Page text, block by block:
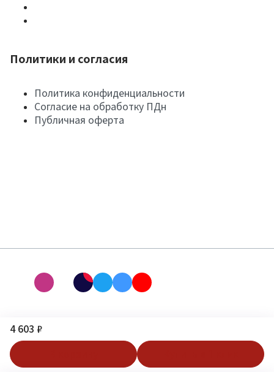
4 603 ₽
Политики и согласия
Политика конфиденциальности
Согласие на обработку ПДн
Публичная оферта